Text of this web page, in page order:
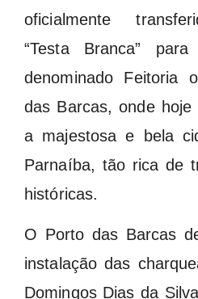
oficialmente
“Testa Branca”
denominado Feitoria
das Barcas, onde hoje
a majestosa e bela
Parnaíba, tão rica de
históricas.
O Porto das Barcas
instalação das
Domingos Dias da